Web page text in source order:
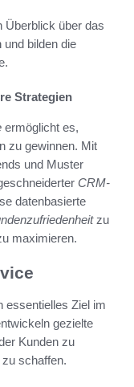
Überblick über das
und bilden die
Strategien
ermöglicht es,
zu gewinnen. Mit
und Muster
CRM-
datenbasierte
zu
maximieren.
essentielles Ziel im
gezielte
Kunden zu
schaffen.